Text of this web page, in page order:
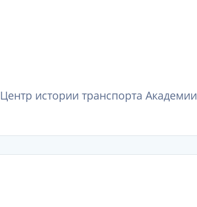
Центр истории транспорта Академии